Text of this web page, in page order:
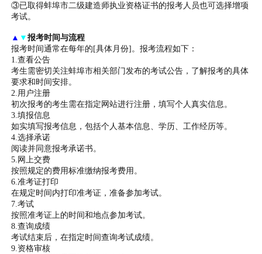
③已取得蚌埠市二级建造师执业资格证书的报考人员也可选择增项
考试。
▲ ▼报考时间与流程
报考时间通常在每年的[具体月份]。报考流程如下：
1.查看公告
考生需密切关注蚌埠市相关部门发布的考试公告，了解报考的具体
要求和时间安排。
2.用户注册
初次报考的考生需在指定网站进行注册，填写个人真实信息。
3.填报信息
如实填写报考信息，包括个人基本信息、学历、工作经历等。
4.选择承诺
阅读并同意报考承诺书。
5.网上交费
按照规定的费用标准缴纳报考费用。
6.准考证打印
在规定时间内打印准考证，准备参加考试。
7.考试
按照准考证上的时间和地点参加考试。
8.查询成绩
考试结束后，在指定时间查询考试成绩。
9.资格审核